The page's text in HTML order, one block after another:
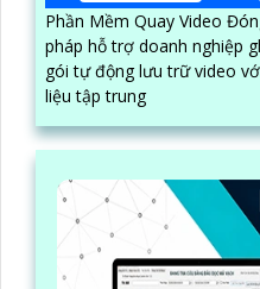
Phần Mềm Quay Video
pháp hỗ trợ doanh nghiệp
gói tự động lưu trữ video
liệu tập trung